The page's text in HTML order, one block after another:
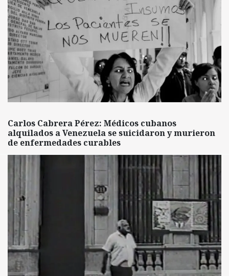
Carlos Cabrera Pérez: Médicos cubanos
alquilados a Venezuela se suicidaron y murieron
de enfermedades curables